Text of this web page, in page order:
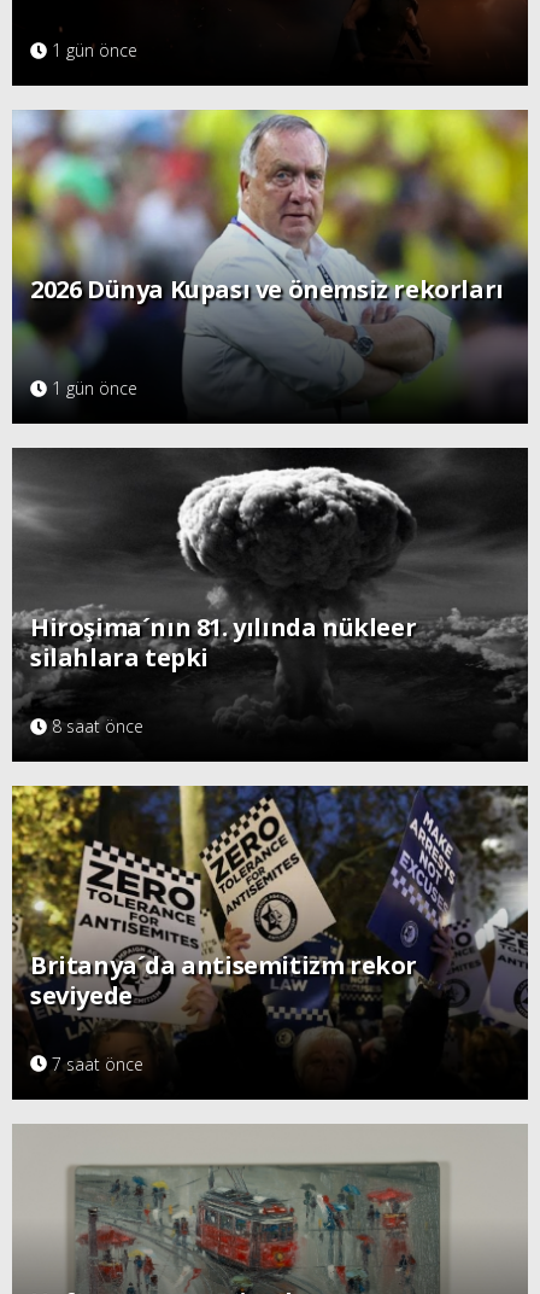
1 gün önce
2026 Dünya Kupası ve önemsiz rekorları
1 gün önce
Hiroşima´nın 81. yılında nükleer
silahlara tepki
8 saat önce
Britanya´da antisemitizm rekor
seviyede
7 saat önce